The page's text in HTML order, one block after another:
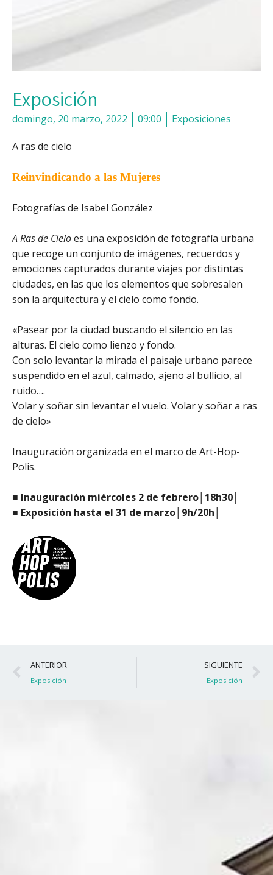
Exposición
domingo, 20 marzo, 2022 09:00 Exposiciones
A ras de cielo
Reinvindicando a las Mujeres
Fotografías de Isabel González
A Ras de Cieloes una exposición de fotografía urbana
que recoge un conjunto de imágenes, recuerdos y
emociones capturados durante viajes por distintas
ciudades, en las que los elementos que sobresalen
son la arquitectura y el cielo como fondo.
«Pasear por la ciudad buscando el silencio en las
alturas. El cielo como lienzo y fondo.
Con solo levantar la mirada el paisaje urbano parece
suspendido en el azul, calmado, ajeno al bullicio, al
ruido….
Volar y soñar sin levantar el vuelo. Volar y soñar a ras
de cielo»
Inauguración organizada en el marco de Art-Hop-
Polis.
■ Inauguración miércoles 2 de febrero│18h30│
■ Exposición hasta el 31 de marzo│9h/20h│
Ant
ANTERIOR
Exposición
SIGUIENTE
Exposición